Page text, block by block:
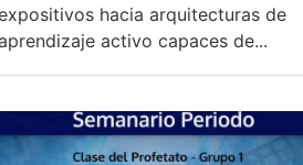
hacia arquitecturas de
activo capaces de...